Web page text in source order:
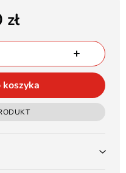
koszyka